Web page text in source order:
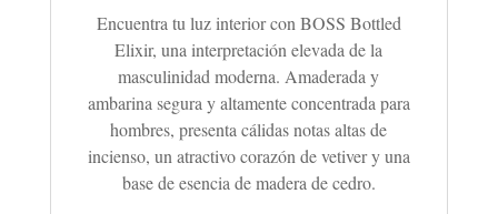
Encuentra tu luz interior con BOSS Bottled
Elixir, una interpretación elevada de la
masculinidad moderna. Amaderada y
ambarina segura y altamente concentrada para
hombres, presenta cálidas notas altas de
incienso, un atractivo corazón de vetiver y una
base de esencia de madera de cedro.